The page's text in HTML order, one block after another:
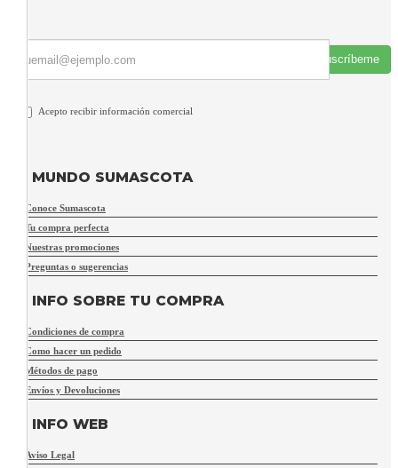
Suscríbeme
Acepto recibir información comercial
MUNDO SUMASCOTA
Conoce Sumascota
Tu compra perfecta
Nuestras promociones
Preguntas o sugerencias
INFO SOBRE TU COMPRA
Condiciones de compra
Como hacer un pedido
Métodos de pago
Envíos y Devoluciones
INFO WEB
Aviso Legal